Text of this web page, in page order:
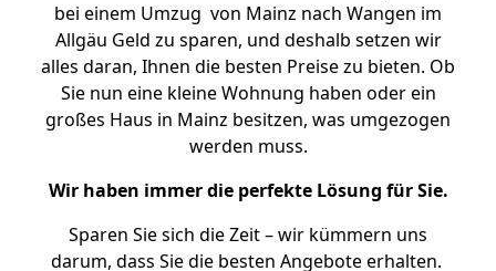
bei einem Umzug von Mainz nach Wangen im
Allgäu Geld zu sparen, und deshalb setzen wir
alles daran, Ihnen die besten Preise zu bieten. Ob
Sie nun eine kleine Wohnung haben oder ein
großes Haus in Mainz besitzen, was umgezogen
werden muss.
Wir haben immer die perfekte Lösung für Sie.
Sparen Sie sich die Zeit – wir kümmern uns
darum, dass Sie die besten Angebote erhalten.